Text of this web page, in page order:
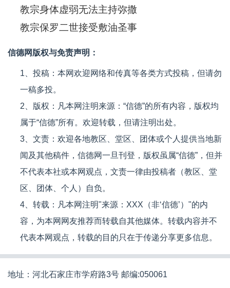
教宗身体虚弱无法主持弥撒
教宗保罗二世接受敷油圣事
信德网版权与免责声明：
1、投稿：本网欢迎网络和传真等各类方式投稿，但请勿
一稿多投。
2、版权：凡本网注明来源：“信德”的所有内容，版权均
属于“信德”所有。欢迎转载，但请注明出处。
3、文责：欢迎各地教区、堂区、团体或个人提供当地新
闻及其他稿件，信德网一旦刊登，版权虽属“信德”，但并
不代表本社或本网观点，文责一律由投稿者（教区、堂
区、团体、个人）自负。
4、转载：凡本网注明"来源：XXX（非‘信德’）"的内
容，为本网网友推荐而转载自其他媒体。转载内容并不
代表本网观点，转载的目的只在于传递分享更多信息。
地址：河北石家庄市学府路3号 邮编:050061